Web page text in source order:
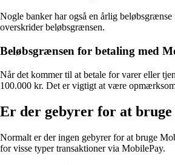
Nogle banker har også en årlig
overskrider beløbsgrænsen.
Beløbsgrænsen for betaling med
Når det kommer til at betale for varer eller
100.000 kr. Det er vigtigt at være
Er der gebyrer for at
Normalt er der ingen gebyrer for at bruge
for visse typer transaktioner via MobilePay.